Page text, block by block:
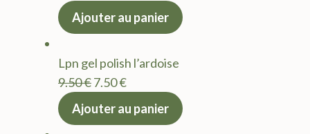
prix
9.50 €.
actuel
7.50 €.
Ajouter au panier
Lpn gel polish l’ardoise
9.50€Le
prix
7.50€Le
actuel
Ajouter au panier